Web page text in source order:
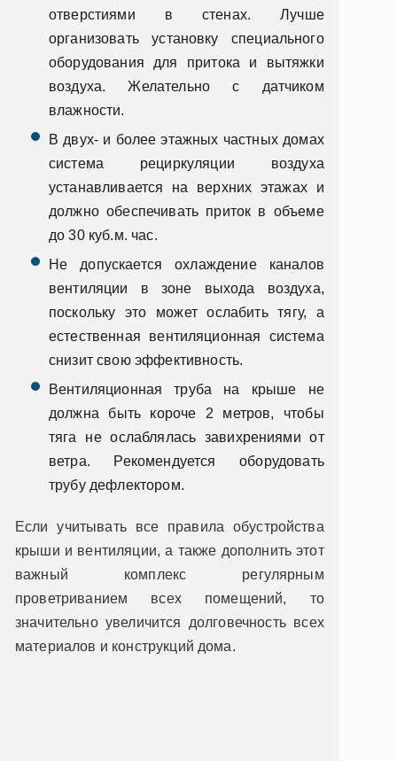
отверстиями в стенах. Лучше
организовать установку специального
оборудования для притока и вытяжки
воздуха. Желательно с датчиком
влажности.
В двух- и более этажных частных домах
система рециркуляции воздуха
устанавливается на верхних этажах и
должно обеспечивать приток в объеме
до 30 куб.м. час.
Не допускается охлаждение каналов
вентиляции в зоне выхода воздуха,
поскольку это может ослабить тягу, а
естественная вентиляционная система
снизит свою эффективность.
Вентиляционная труба на крыше не
должна быть короче 2 метров, чтобы
тяга не ослаблялась завихрениями от
ветра. Рекомендуется оборудовать
трубу дефлектором.
Если учитывать все правила обустройства
крыши и вентиляции, а также дополнить этот
важный комплекс регулярным
проветриванием всех помещений, то
значительно увеличится долговечность всех
материалов и конструкций дома.